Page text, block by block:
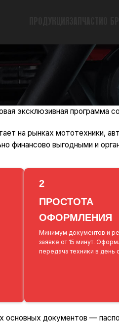
эксклюзивная программа
на рынках мототехники,
финансово выгодными и
2
ПРОСТОТА
ОФОРМЛЕНИЯ
Минимум документов и
заявке от 15 минут.
передача техники в день
основных документов —